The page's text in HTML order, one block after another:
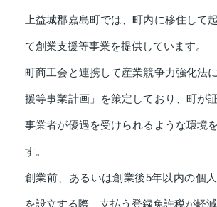
上益城郡嘉島町では、町内に移住して
て創業支援等事業を提供しています。
町商工会と連携して産業競争力強化法
援等事業計画」を策定しており、町が
事業者が優遇を受けられるような環境
す。
創業前、あるいは創業後5年以内の個
を設立する際、支払う登録免許税が軽減